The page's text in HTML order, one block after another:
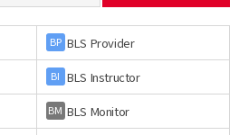
BP BLS Provider
BI BLS Instructor
BM BLS Monitor